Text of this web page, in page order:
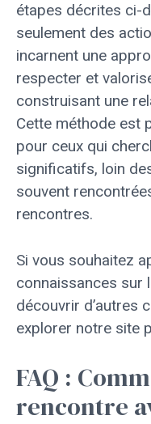
étapes décrites ci-
seulement des
incarnent une
respecter et
construisant une
Cette méthode est
pour ceux qui
significatifs, loin
souvent
rencontres.
Si vous souhaitez
connaissances sur
découvrir d’autres
explorer notre site
FAQ :
rencontre